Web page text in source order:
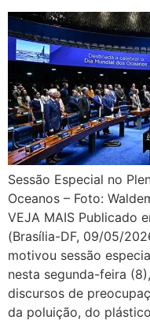
Sessão Especial no
Oceanos – Foto:
VEJA MAIS Publicado
(Brasília-DF, 09/05/
motivou sessão
nesta segunda-feira
discursos de
da poluição, do